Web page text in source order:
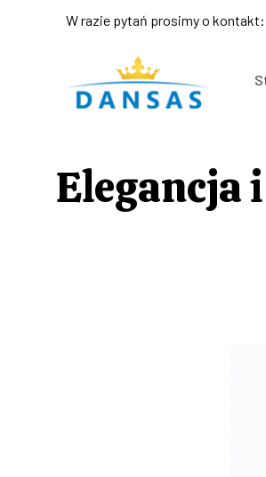
W razie pytań prosimy o kontakt:
Elegancja